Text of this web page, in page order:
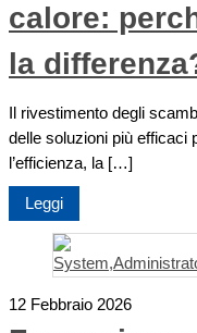
calore:
la
Il rivestimento degli
delle soluzioni più efficaci
l’efficienza, la […]
Leggi
12 Febbraio 2026